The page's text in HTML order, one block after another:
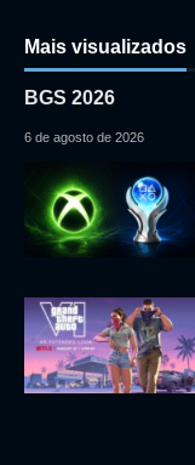
Mais visualizados
BGS 2026
6 de agosto de 2026